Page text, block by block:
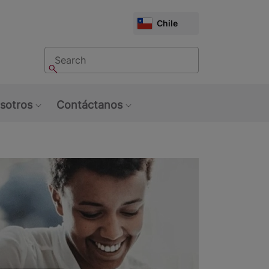
CHOOSE
MARKET
Chile
Buscar
Buscar
Contáctanos